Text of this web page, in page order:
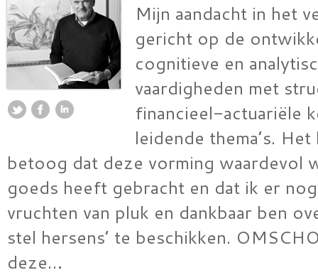
Mijn aandacht in het
gericht op de
cognitieve en
vaardigheden met
financieel-actuariële
leidende thema’s.
betoog dat deze vorming waardevol
goeds heeft gebracht en dat ik er
vruchten van pluk en dankbaar ben
stel hersens’ te beschikken.
deze…